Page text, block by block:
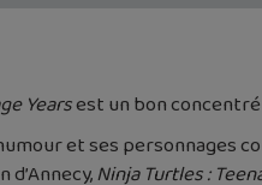
Yearsest un bon concentré
et ses personnages
Ninja Turtles :